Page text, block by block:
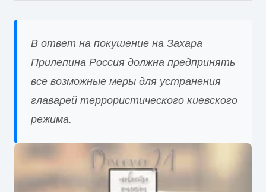
В ответ на покушение на Захара
Прилепина Россия должна предпринять
все возможные меры для устранения
главарей террористического киевского
режима.